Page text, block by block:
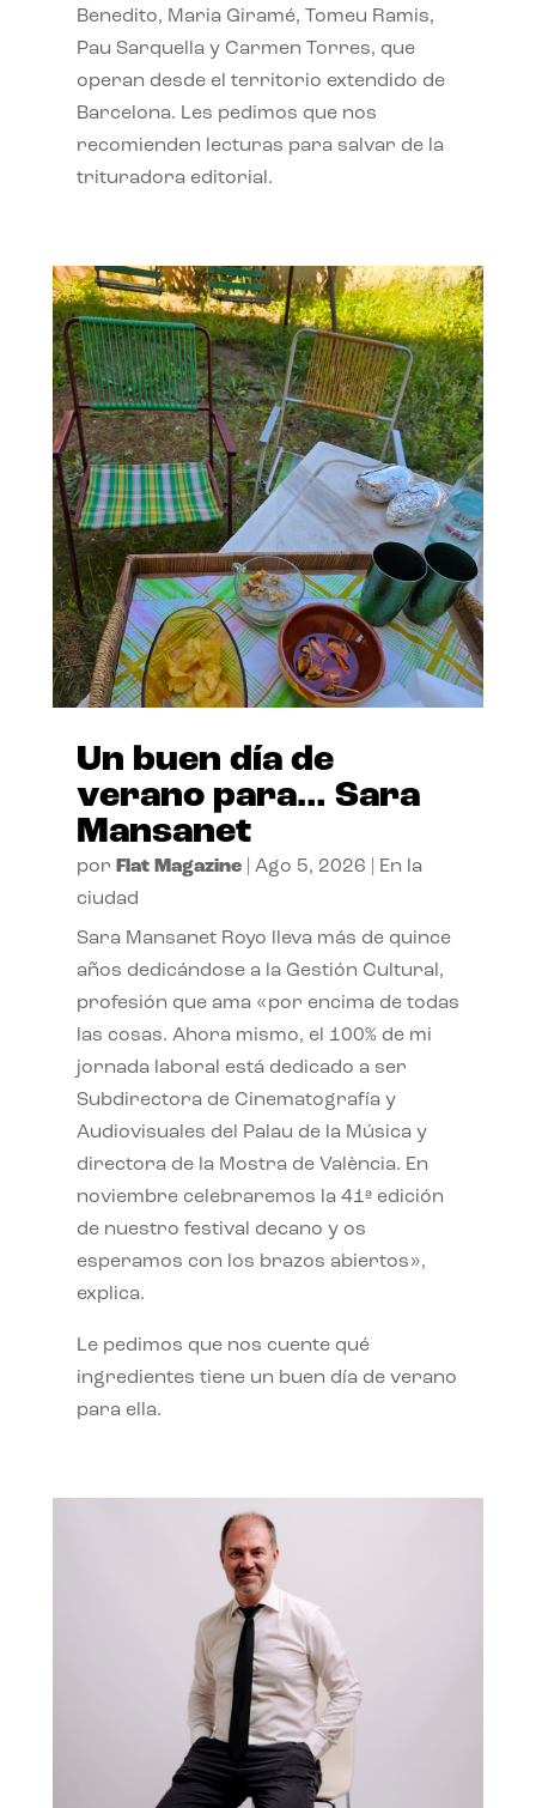
Benedito, Maria Giramé, Tomeu Ramis,
Pau Sarquella y Carmen Torres, que
operan desde el territorio extendido de
Barcelona. Les pedimos que nos
recomienden lecturas para salvar de la
trituradora editorial.
Un buen día de
verano para… Sara
Mansanet
por Flat Magazine| Ago 5, 2026
En la
ciudad
Sara Mansanet Royo lleva más de quince
años dedicándose a la Gestión Cultural,
profesión que ama «por encima de todas
las cosas. Ahora mismo, el 100% de mi
jornada laboral está dedicado a ser
Subdirectora de Cinematografía y
Audiovisuales del Palau de la Música y
directora de la Mostra de València. En
noviembre celebraremos la 41ª edición
de nuestro festival decano y os
esperamos con los brazos abiertos»,
explica.
Le pedimos que nos cuente qué
ingredientes tiene un buen día de verano
para ella.